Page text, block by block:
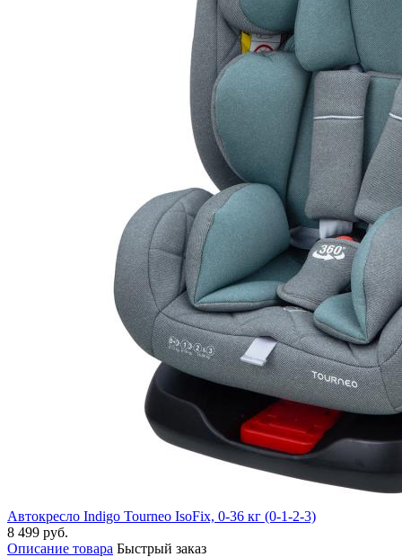
Автокресло Indigo Tourneo IsoFix, 0-36 кг (0-1-2-3)
8 499 руб.
Описание товара Быстрый заказ